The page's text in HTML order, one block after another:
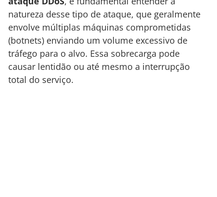
natureza desse tipo de ataque, que geralmente
envolve múltiplas máquinas comprometidas
(botnets) enviando um volume excessivo de
tráfego para o alvo. Essa sobrecarga pode
causar lentidão ou até mesmo a interrupção
total do serviço.